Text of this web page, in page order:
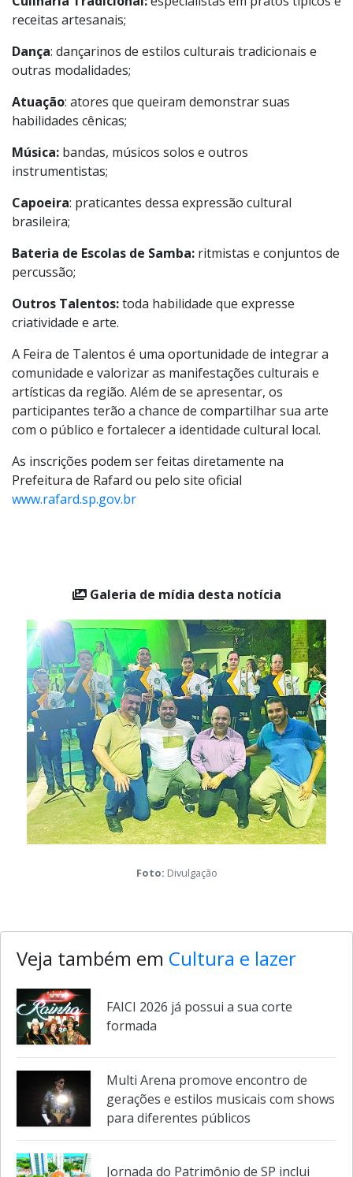
Culinária Tradicional: especialistas em pratos típicos e
receitas artesanais;
Dança: dançarinos de estilos culturais tradicionais e
outras modalidades;
Atuação: atores que queiram demonstrar suas
habilidades cênicas;
Música: bandas, músicos solos e outros
instrumentistas;
Capoeira: praticantes dessa expressão cultural
brasileira;
Bateria de Escolas de Samba: ritmistas e conjuntos de
percussão;
Outros Talentos: toda habilidade que expresse
criatividade e arte.
A Feira de Talentos é uma oportunidade de integrar a
comunidade e valorizar as manifestações culturais e
artísticas da região. Além de se apresentar, os
participantes terão a chance de compartilhar sua arte
com o público e fortalecer a identidade cultural local.
As inscrições podem ser feitas diretamente na
Prefeitura de Rafard ou pelo site oficial
www.rafard.sp.gov.br
Galeria de mídia desta notícia
Divulgação
Veja também em Cultura e lazer
FAICI 2026 já possui a sua corte
formada
Multi Arena promove encontro de
gerações e estilos musicais com shows
para diferentes públicos